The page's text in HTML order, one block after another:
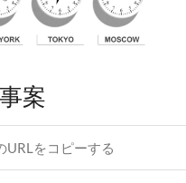
案
URLをコピーする